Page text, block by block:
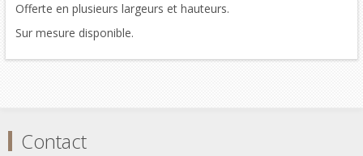
Offerte en plusieurs largeurs et hauteurs.
Sur mesure disponible.
Contact